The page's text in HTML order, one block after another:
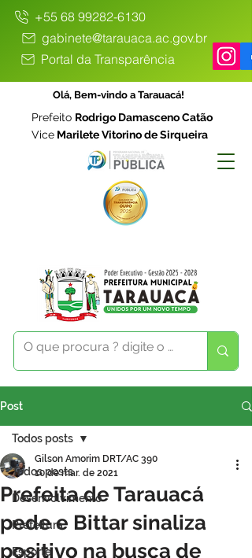
+55 68 99282-6130
gabinete@tarauaca.ac.gov.br
Portal da Transparência
Olá, Bem-vindo a Tarauacá!
Prefeito Rodrigo Damasceno Catão
Vice Marilete Vitorino de Sirqueira
Post
Todos posts
Desenvolvimento
Prefeitura
Esporte
Todos posts
Prefeita de Tarauacá
pede e Bittar sinaliza
positivo na busca de
Gilson Amorim DRT/AC 390
10 de mar. de 2021